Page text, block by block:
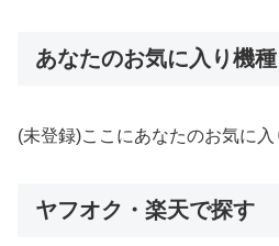
あなたのお気に入り機種
(未登録)ここにあなたのお気に入
ヤフオク・楽天で探す